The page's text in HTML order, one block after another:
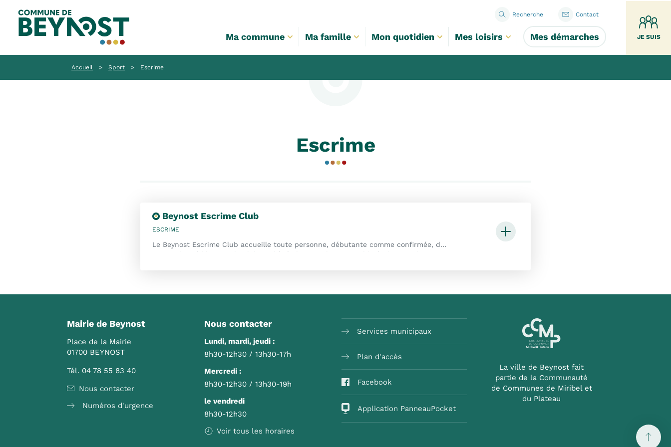
Ma commune Ma famille Mon quotidien Mes loisirs Mes démarches
Recherche Contact
JE SUIS
Accueil > Sport > Escrime
Escrime
Beynost Escrime Club
ESCRIME
Le Beynost Escrime Club accueille toute personne, débutante comme confirmée, désireuse de s'adonner à l'escrime.
L'arme de prédilection du club est l'épée bien qu'il soit possible également d'y pratiquer le fleuret et le sabre.
Mairie de Beynost
Place de la Mairie
01700 BEYNOST
Tél. 04 78 55 83 40
Nous contacter
Numéros d'urgence
Nous contacter
Lundi, mardi, jeudi :
8h30-12h30 / 13h30-17h
Mercredi :
8h30-12h30 / 13h30-19h
le vendredi
8h30-12h30
Voir tous les horaires
Services municipaux
Plan d'accès
Facebook
Application PanneauPocket
La ville de Beynost fait
partie de la Communauté
de Communes de Miribel et
du Plateau